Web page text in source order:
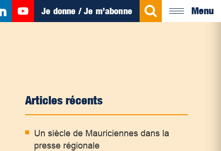
Je donne / Je m’abonne Menu
Articles récents
Un siècle de Mauriciennes dans la
presse régionale